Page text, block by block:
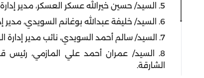
5. السيد/ حسين خيرالله عسكر العسكر، مدير إدارة خدمة المشتركين بهيئة كهرباء ومياه وغاز الشارقة.
6. السيد/ خليفة عبدالله بوغانم السويدي، مدير إدارة الرقابة والتفتيش بالوكالة ببلدية مدينة الشارقة.
7. السيد/ سالم أحمد السويدي، نائب مدير إدارة الرقابة والحماية التجارية بدائرة التنمية الاقتصادية.
8. السيد/ عمران أحمد علي المازمي، رئيس
الشارقة.